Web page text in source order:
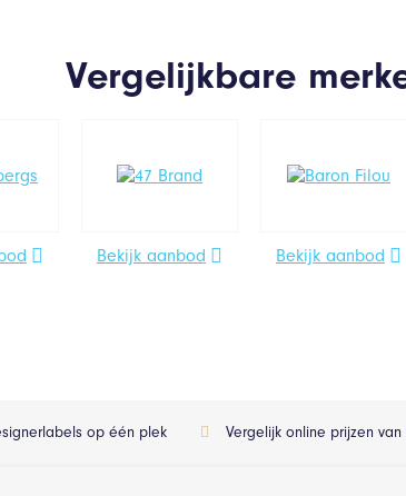
Vergelijkbare
Bekijk aanbod Bekijk aanbod
op één plek Vergelijk online prijzen